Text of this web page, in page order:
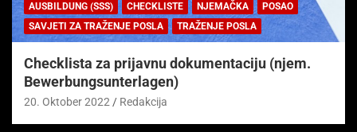
AUSBILDUNG (SSS) CHECKLISTE NJEMAČKA
POSAO
SAVJETI ZA TRAŽENJE POSLA
TRAŽENJE POSLA
Checklista za prijavnu dokumentaciju (njem.
Bewerbungsunterlagen)
20. Oktober 2022 Redakcija